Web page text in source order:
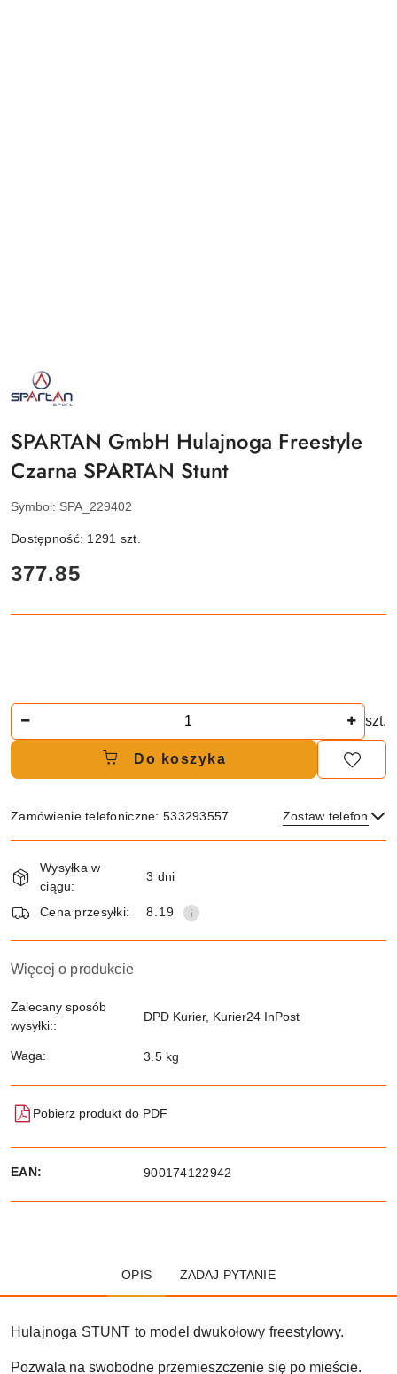
NAZWA
PRODUCENTA:
SPARTAN
SPARTAN GmbH Hulajnoga Freestyle
Czarna SPARTAN Stunt
Symbol: SPA_229402
Dostępność: 1291 szt.
cena:
377.85
Ilość
szt.
Do koszyka
Zamówienie telefoniczne: 533293557 Zostaw telefon
Dostępność
i
dostawa
Wysyłka w
ciągu:
3 dni
Cena przesyłki: 8.19
Więcej o produkcie
Zalecany sposób
wysyłki::
DPD Kurier, Kurier24 InPost
Waga: 3.5 kg
Pobierz produkt do PDF
EAN: 900174122942
OPIS ZADAJ PYTANIE
Hulajnoga STUNT to model dwukołowy freestylowy.
Pozwala na swobodne przemieszczenie się po mieście.